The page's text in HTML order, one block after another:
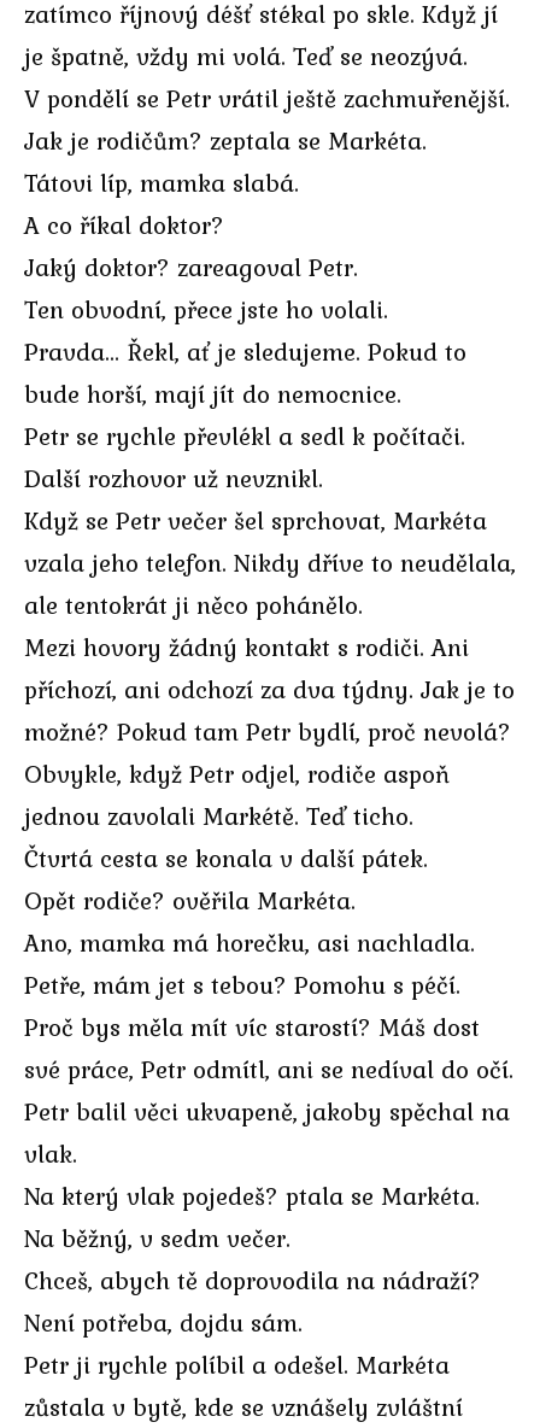
zatímco říjnový déšť stékal po skle. Když jí
je špatně, vždy mi volá. Teď se neozývá.
V pondělí se Petr vrátil ještě zachmuřenější.
Jak je rodičům? zeptala se Markéta.
Tátovi líp, mamka slabá.
A co říkal doktor?
Jaký doktor? zareagoval Petr.
Ten obvodní, přece jste ho volali.
Pravda… Řekl, ať je sledujeme. Pokud to
bude horší, mají jít do nemocnice.
Petr se rychle převlékl a sedl k počítači.
Další rozhovor už nevznikl.
Když se Petr večer šel sprchovat, Markéta
vzala jeho telefon. Nikdy dříve to neudělala,
ale tentokrát ji něco pohánělo.
Mezi hovory žádný kontakt s rodiči. Ani
příchozí, ani odchozí za dva týdny. Jak je to
možné? Pokud tam Petr bydlí, proč nevolá?
Obvykle, když Petr odjel, rodiče aspoň
jednou zavolali Markétě. Teď ticho.
Čtvrtá cesta se konala v další pátek.
Opět rodiče? ověřila Markéta.
Ano, mamka má horečku, asi nachladla.
Petře, mám jet s tebou? Pomohu s péčí.
Proč bys měla mít víc starostí? Máš dost
své práce, Petr odmítl, ani se nedíval do očí.
Petr balil věci ukvapeně, jakoby spěchal na
vlak.
Na který vlak pojedeš? ptala se Markéta.
Na běžný, v sedm večer.
Chceš, abych tě doprovodila na nádraží?
Není potřeba, dojdu sám.
Petr ji rychle políbil a odešel. Markéta
zůstala v bytě, kde se vznášely zvláštní